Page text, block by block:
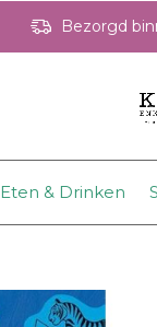
Eten & Drinken
Bezorgd